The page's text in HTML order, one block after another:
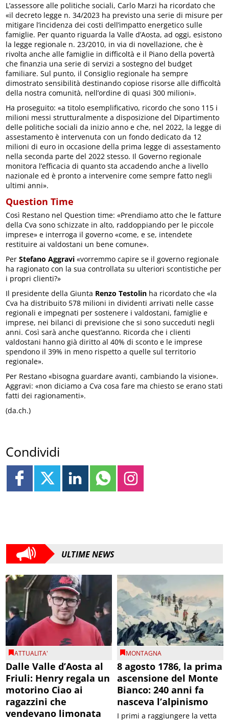
L’assessore alle politiche sociali, Carlo Marzi ha ricordato che
«il decreto legge n. 34/2023 ha previsto una serie di misure per
mitigare l’incidenza dei costi dell’impatto energetico sulle
famiglie. Per quanto riguarda la Valle d’Aosta, ad oggi, esistono
la legge regionale n. 23/2010, in via di novellazione, che è
rivolta anche alle famiglie in difficoltà e il Piano della povertà
che finanzia una serie di servizi a sostegno del budget
familiare. Sul punto, il Consiglio regionale ha sempre
dimostrato sensibilità destinando copiose risorse alle difficoltà
della nostra comunità, nell’ordine di quasi 300 milioni».
Ha proseguito: «a titolo esemplificativo, ricordo che sono 115 i
milioni messi strutturalmente a disposizione del Dipartimento
delle politiche sociali da inizio anno e che, nel 2022, la legge di
assestamento è intervenuta con un fondo dedicato da 12
milioni di euro in occasione della prima legge di assestamento
nella seconda parte del 2022 stesso. Il Governo regionale
monitora l’efficacia di quanto sta accadendo anche a livello
nazionale ed è pronto a intervenire come sempre fatto negli
ultimi anni».
Question Time
Così Restano nel Question time: «Prendiamo atto che le fatture
della Cva sono schizzate in alto, raddoppiando per le piccole
imprese» e interroga il governo «come, e se, intendete
restituire ai valdostani un bene comune».
PerStefano Aggravi «vorremmo capire se il governo regionale
ha ragionato con la sua controllata su ulteriori scontistiche per
i propri clienti?»
Il presidente della Giunta Renzo Testolin ha ricordato che «la
Cva ha distribuito 578 milioni in dividenti arrivati nelle casse
regionali e impegnati per sostenere i valdostani, famiglie e
imprese, nei bilanci di previsione che si sono succeduti negli
anni. Così sarà anche quest’anno. Ricorda che i clienti
valdostani hanno già diritto al 40% di sconto e le imprese
spendono il 39% in meno rispetto a quelle sul territorio
regionale».
Per Restano «bisogna guardare avanti, cambiando la visione».
Aggravi: «non diciamo a Cva cosa fare ma chiesto se erano stati
fatti dei ragionamenti».
(da.ch.)
Condividi
ULTIME NEWS
ATTUALITA'
Dalle Valle d’Aosta al
Friuli: Henry regala un
motorino Ciao ai
ragazzini che
vendevano limonata
MONTAGNA
8 agosto 1786, la prima
ascensione del Monte
Bianco: 240 anni fa
nasceva l’alpinismo
I primi a raggiungere la vetta